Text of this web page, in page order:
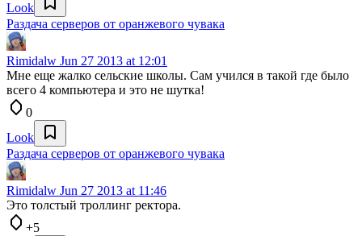
Look
Раздача серверов от оранжевого чувака
Rimidalw Jun 27 2013 at 12:01
Мне еще жалко сельские школы. Сам учился в такой где было
всего 4 компьютера и это не шутка!
0
Look
Раздача серверов от оранжевого чувака
Rimidalw Jun 27 2013 at 11:46
Это толстый троллинг ректора.
+5